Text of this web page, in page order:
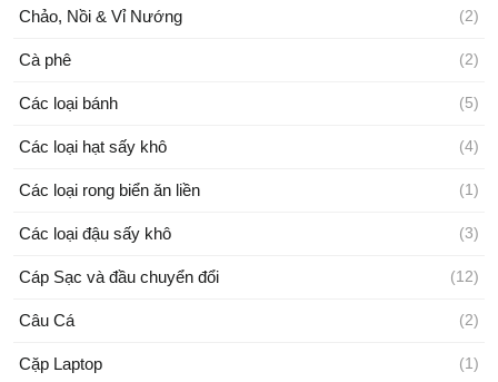
Chảo, Nồi & Vỉ Nướng (2)
Cà phê (2)
Các loại bánh (5)
Các loại hạt sấy khô (4)
Các loại rong biển ăn liền (1)
Các loại đậu sấy khô (3)
Cáp Sạc và đầu chuyển đổi (12)
Câu Cá (2)
Cặp Laptop (1)